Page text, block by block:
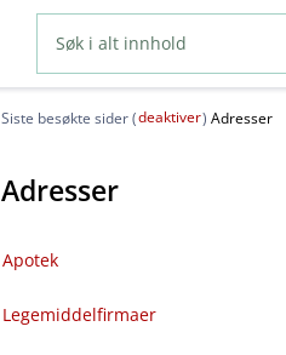
Siste besøkte sider (deaktiver) Adresser
Adresser
Apotek
Legemiddelfirmaer